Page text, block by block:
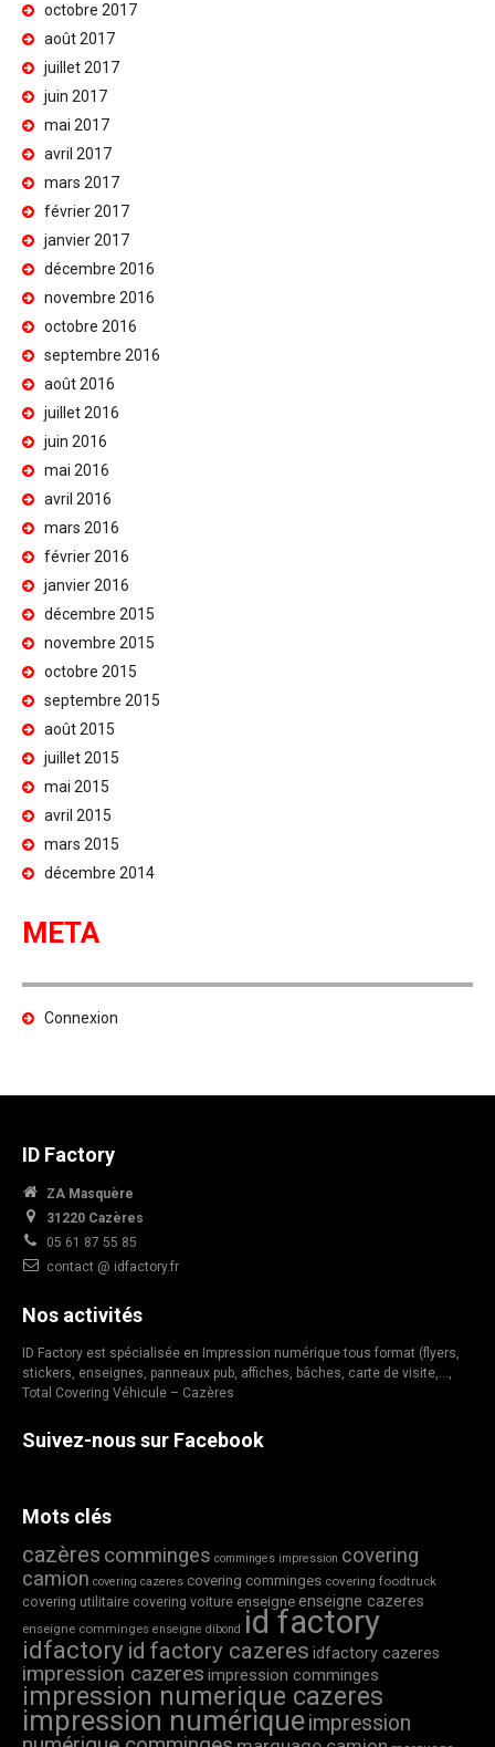
octobre 2017
août 2017
juillet 2017
juin 2017
mai 2017
avril 2017
mars 2017
février 2017
janvier 2017
décembre 2016
novembre 2016
octobre 2016
septembre 2016
août 2016
juillet 2016
juin 2016
mai 2016
avril 2016
mars 2016
février 2016
janvier 2016
décembre 2015
novembre 2015
octobre 2015
septembre 2015
août 2015
juillet 2015
mai 2015
avril 2015
mars 2015
décembre 2014
META
Connexion
ID Factory
ZA Masquère
31220 Cazères
05 61 87 55 85
contact @ idfactory.fr
Nos activités
ID Factory est spécialisée en Impression numérique tous format (flyers,
stickers, enseignes, panneaux pub, affiches, bâches, carte de visite,…,
Total Covering Véhicule – Cazères
Suivez-nous sur Facebook
Mots clés
cazères comminges comminges impression covering
camion covering cazeres covering comminges covering foodtruck
covering utilitaire covering voiture enseigne enseigne cazeres
enseigne comminges enseigne dibond id factory
idfactory id factory cazeres idfactory cazeres
impression cazeres impression comminges
impression numerique cazeres
impression numériqueimpression